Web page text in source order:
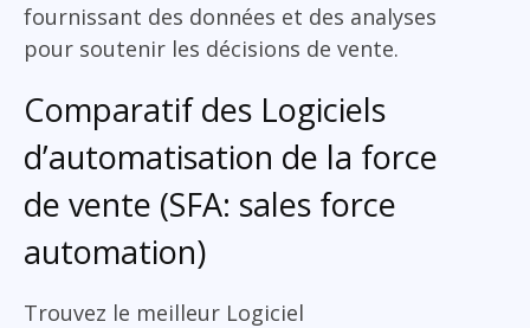
fournissant des données et des analyses
pour soutenir les décisions de vente.
Comparatif des Logiciels
d’automatisation de la force
de vente (SFA: sales force
automation)
Trouvez le meilleur Logiciel